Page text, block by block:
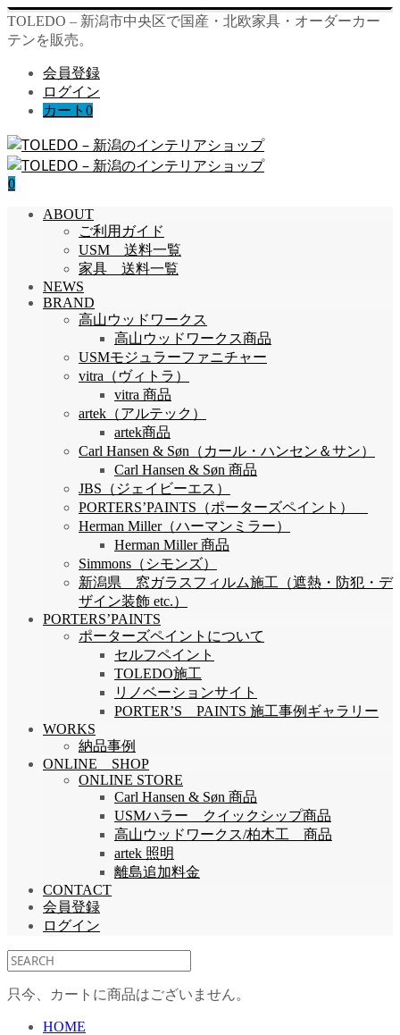
TOLEDO – 新潟市中央区で国産・北欧家具・オーダーカー
テンを販売。
会員登録
ログイン
カート 0
0
ABOUT
ご利用ガイド
USM 送料一覧
家具 送料一覧
NEWS
BRAND
高山ウッドワークス
高山ウッドワークス商品
USMモジュラーファニチャー
vitra（ヴィトラ）
vitra 商品
artek（アルテック）
artek商品
Carl Hansen & Søn（カール・ハンセン＆サン）
Carl Hansen & Søn 商品
JBS（ジェイビーエス）
PORTERS’PAINTS（ポーターズペイント）
Herman Miller（ハーマンミラー）
Herman Miller 商品
Simmons（シモンズ）
新潟県 窓ガラスフィルム施工（遮熱・防犯・デ
ザイン装飾 etc.）
PORTERS’PAINTS
ポーターズペイントについて
セルフペイント
TOLEDO施工
リノベーションサイト
PORTER’S PAINTS 施工事例ギャラリー
WORKS
納品事例
ONLINE SHOP
ONLINE STORE
Carl Hansen & Søn 商品
USMハラー クイックシップ商品
高山ウッドワークス/柏木工 商品
artek 照明
離島追加料金
CONTACT
会員登録
ログイン
只今、カートに商品はございません。
HOME